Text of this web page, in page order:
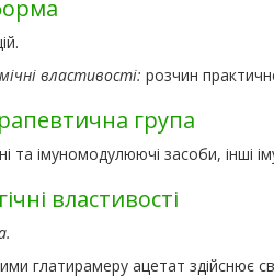
властивості: розчин
група
та імуномодулюючі засоби, інші
властивості
глатирамеру ацетат здійснює